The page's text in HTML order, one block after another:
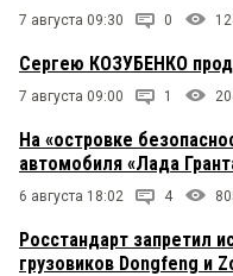
7 августа 09:30 0
Сергею КОЗУБЕНКО
7 августа 09:00 1
На «островке
автомобиля «Лада
6 августа 18:02 4
Росстандарт запретил
грузовиков Dongfeng и